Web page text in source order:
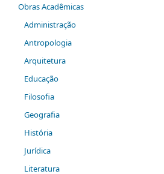
Obras Acadêmicas
Administração
Antropologia
Arquitetura
Educação
Filosofia
Geografia
História
Jurídica
Literatura